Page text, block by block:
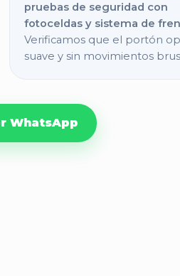
pruebas de seguridad con
fotoceldas y sistema de
Verificamos que el portón
suave y sin movimientos
WhatsApp